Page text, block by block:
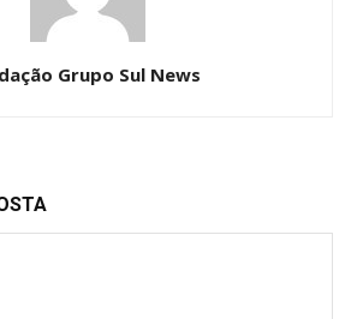
Grupo Sul News